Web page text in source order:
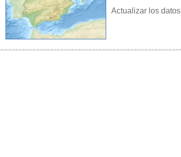
Actualizar los datos